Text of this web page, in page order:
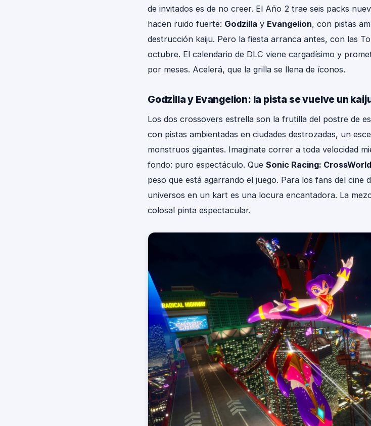
de invitados es de no creer. El Año 2 trae seis packs
hacen ruido fuerte: Godzilla y Evangelion, con pistas
destrucción kaiju. Pero la fiesta arranca antes, con las
octubre. El calendario de DLC viene cargadísimo y
por meses. Acelerá, que la grilla se llena de íconos.
Godzilla y Evangelion: la pista se vuelve un
Los dos crossovers estrella son la frutilla del postre de
con pistas ambientadas en ciudades destrozadas, un
monstruos gigantes. Imaginate correr a toda velocidad
fondo: puro espectáculo. Que Sonic Racing:
peso que está agarrando el juego. Para los fans del cine
universos en un kart es una locura encantadora. La
colosal pinta espectacular.